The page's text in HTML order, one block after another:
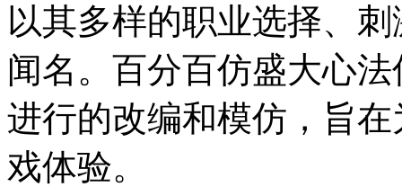
以其多样的职业选择、
闻名。百分百仿盛大心
进行的改编和模仿，旨
戏体验。